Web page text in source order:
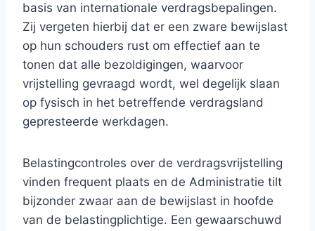
basis van internationale verdragsbepalingen.
Zij vergeten hierbij dat er een zware bewijslast
op hun schouders rust om effectief aan te
tonen dat alle bezoldigingen, waarvoor
vrijstelling gevraagd wordt, wel degelijk slaan
op fysisch in het betreffende verdragsland
gepresteerde werkdagen.
Belastingcontroles over de verdragsvrijstelling
vinden frequent plaats en de Administratie tilt
bijzonder zwaar aan de bewijslast in hoofde
van de belastingplichtige. Een gewaarschuwd